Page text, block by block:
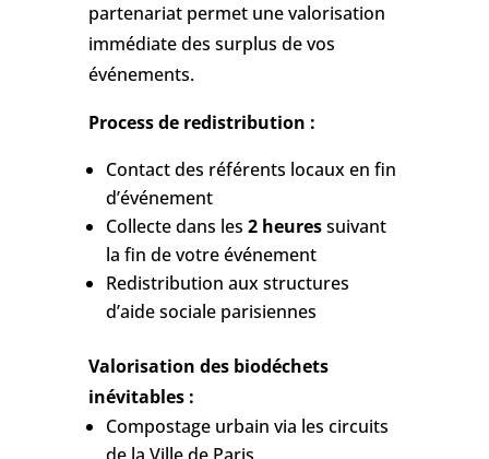
partenariat permet une valorisation
immédiate des surplus de vos
événements.
Process de redistribution :
Contact des référents locaux en fin
d’événement
Collecte dans les 2 heuressuivant
la fin de votre événement
Redistribution aux structures
d’aide sociale parisiennes
Valorisation des biodéchets
inévitables :
Compostage urbain via les circuits